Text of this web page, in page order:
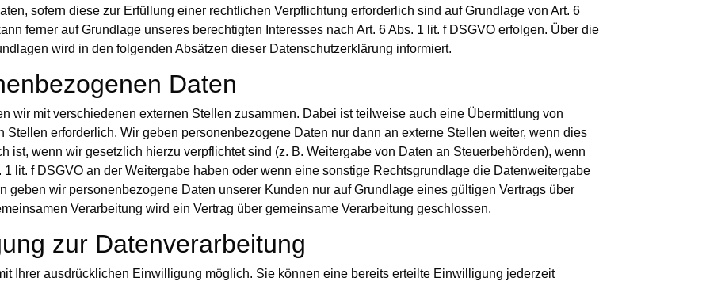
sofern diese zur Erfüllung einer rechtlichen Verpflichtung erforderlich sind auf Grundlage von Art. 6
ferner auf Grundlage unseres berechtigten Interesses nach Art. 6 Abs. 1 lit. f DSGVO erfolgen. Über die
wird in den folgenden Absätzen dieser Datenschutzerklärung informiert.
Daten
wir mit verschiedenen externen Stellen zusammen. Dabei ist teilweise auch eine Übermittlung von
erforderlich. Wir geben personenbezogene Daten nur dann an externe Stellen weiter, wenn dies
ist, wenn wir gesetzlich hierzu verpflichtet sind (z. B. Weitergabe von Daten an Steuerbehörden), wenn
lit. f DSGVO an der Weitergabe haben oder wenn eine sonstige Rechtsgrundlage die Datenweitergabe
geben wir personenbezogene Daten unserer Kunden nur auf Grundlage eines gültigen Vertrags über
Verarbeitung wird ein Vertrag über gemeinsame Verarbeitung geschlossen.
zur Datenverarbeitung
Ihrer ausdrücklichen Einwilligung möglich. Sie können eine bereits erteilte Einwilligung jederzeit